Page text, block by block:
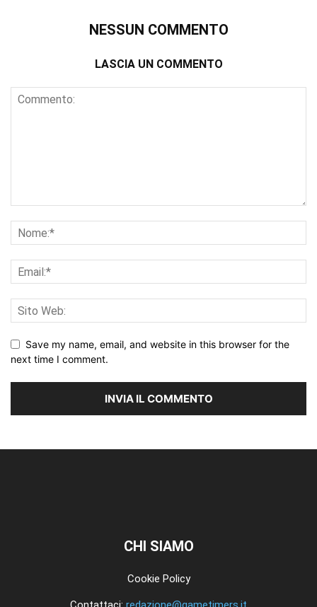
NESSUN COMMENTO
LASCIA UN COMMENTO
Save my name, email, and website in this browser for the
next time I comment.
CHI SIAMO
Cookie Policy